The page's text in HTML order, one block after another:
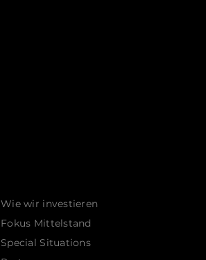
Wie wir investieren
Fokus Mittelstand
Special Situations